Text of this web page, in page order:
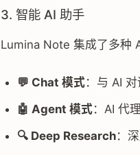
3. 智能 AI 助手
Lumina Note 集成了多种
💬 Chat 模式：与 AI
🤖 Agent 模式：AI 代
🔍 Deep Research：